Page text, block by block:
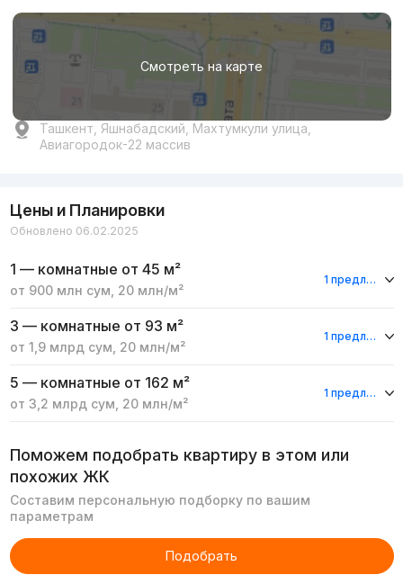
Смотреть на карте
Ташкент, Яшнабадский, Махтумкули улица,
Авиагородок-22 массив
Цены и Планировки
Обновлено 06.02.2025
1 — комнатные от 45 м²
от 900 млн сум 20 млн/м²
1 предложение
3 — комнатные от 93 м²
от 1,9 млрд сум 20 млн/м²
1 предложение
5 — комнатные от 162 м²
от 3,2 млрд сум 20 млн/м²
1 предложение
Поможем подобрать квартиру в этом или
похожих ЖК
Составим персональную подборку по вашим
параметрам
Подобрать